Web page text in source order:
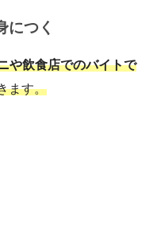
につく
や飲食店でのバイトで
ます。